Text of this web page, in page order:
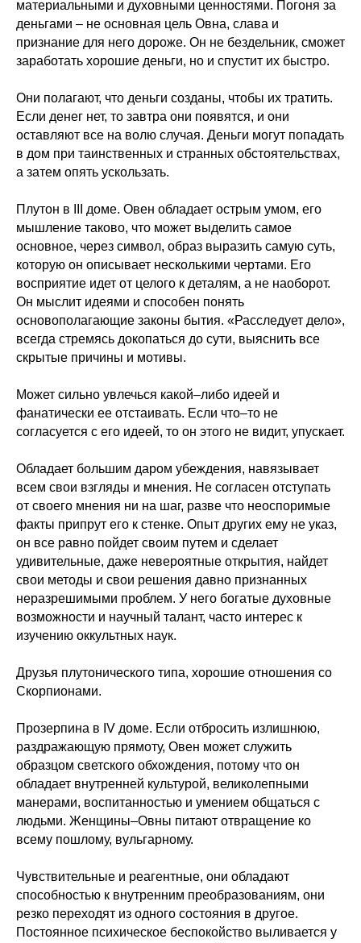
материальными и духовными ценностями. Погоня за
деньгами – не основная цель Овна, слава и
признание для него дороже. Он не бездельник, сможет
заработать хорошие деньги, но и спустит их быстро.
Они полагают, что деньги созданы, чтобы их тратить.
Если денег нет, то завтра они появятся, и они
оставляют все на волю случая. Деньги могут попадать
в дом при таинственных и странных обстоятельствах,
а затем опять ускользать.
Плутон в III доме. Овен обладает острым умом, его
мышление таково, что может выделить самое
основное, через символ, образ выразить самую суть,
которую он описывает несколькими чертами. Его
восприятие идет от целого к деталям, а не наоборот.
Он мыслит идеями и способен понять
основополагающие законы бытия. «Расследует дело»,
всегда стремясь докопаться до сути, выяснить все
скрытые причины и мотивы.
Может сильно увлечься какой–либо идеей и
фанатически ее отстаивать. Если что–то не
согласуется с его идеей, то он этого не видит, упускает.
Обладает большим даром убеждения, навязывает
всем свои взгляды и мнения. Не согласен отступать
от своего мнения ни на шаг, разве что неоспоримые
факты припрут его к стенке. Опыт других ему не указ,
он все равно пойдет своим путем и сделает
удивительные, даже невероятные открытия, найдет
свои методы и свои решения давно признанных
неразрешимыми проблем. У него богатые духовные
возможности и научный талант, часто интерес к
изучению оккультных наук.
Друзья плутонического типа, хорошие отношения со
Скорпионами.
Прозерпина в IV доме. Если отбросить излишнюю,
раздражающую прямоту, Овен может служить
образцом светского обхождения, потому что он
обладает внутренней культурой, великолепными
манерами, воспитанностью и умением общаться с
людьми. Женщины–Овны питают отвращение ко
всему пошлому, вульгарному.
Чувствительные и реагентные, они обладают
способностью к внутренним преобразованиям, они
резко переходят из одного состояния в другое.
Постоянное психическое беспокойство выливается у